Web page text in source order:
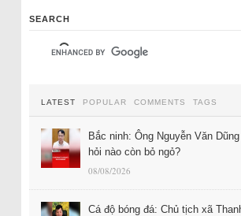
SEARCH
LATEST POPULAR COMMENTS TAGS
Bắc ninh: Ông Nguyễn Văn
hỏi nào còn bỏ ngỏ?
08/08/2026
Cá độ bóng đá: Chủ tịch xã